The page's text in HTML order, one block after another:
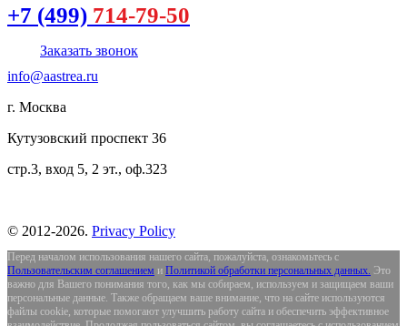
+7 (499) 714-79-50
Заказать звонок
info@aastrea.ru
г. Москва
Кутузовский проспект 36
стр.3, вход 5, 2 эт., оф.323
© 2012-2026. Privacy Policy
Перед началом использования нашего сайта, пожалуйста, ознакомьтесь с
Пользовательским соглашением и Политикой обработки персональных данных. Это
важно для Вашего понимания того, как мы собираем, используем и защищаем ваши
персональные данные. Также обращаем ваше внимание, что на сайте используются
файлы cookie, которые помогают улучшить работу сайта и обеспечить эффективное